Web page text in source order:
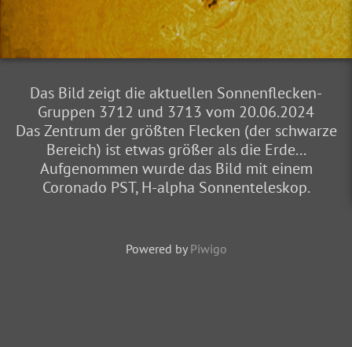
Das Bild zeigt die aktuellen Sonnenflecken-
Gruppen 3712 und 3713 vom 20.06.2024
Das Zentrum der größten Flecken (der schwarze
Bereich) ist etwas größer als die Erde...
Aufgenommen wurde das Bild mit einem
Coronado PST, H-alpha Sonnenteleskop.
Powered by Piwigo